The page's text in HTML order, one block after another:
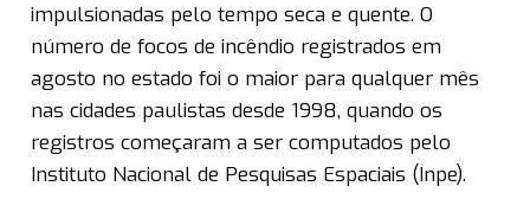
impulsionadas pelo tempo seca e quente. O
número de focos de incêndio registrados em
agosto no estado foi o maior para qualquer mês
nas cidades paulistas desde 1998, quando os
registros começaram a ser computados pelo
Instituto Nacional de Pesquisas Espaciais (Inpe).